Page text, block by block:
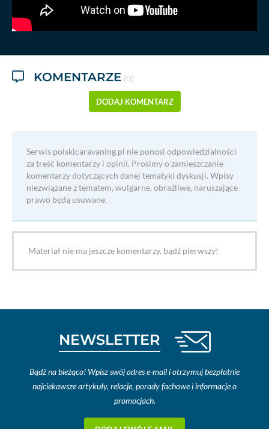
KOMENTARZE (0)
DODAJ KOMENTARZ
Serwis polskicaravaning.pl nie ponosi odpowiedzialności
za treść komentarzy i opinii. Prosimy o zamieszczanie
komentarzy dotyczących danej tematyki dyskusji. Wpisy
niezwiązane z tematem, wulgarne, obraźliwe, naruszające
prawo będą usuwane.
Materiał nie ma jeszcze komentarzy, bądź pierwszy!
NEWSLETTER
Bądź na bieżąco! Wpisz swój adres e-mail i otrzymuj bezpłatnie
najciekawsze artykuły, relacje, porady fachowe i informacje o
promocjach.